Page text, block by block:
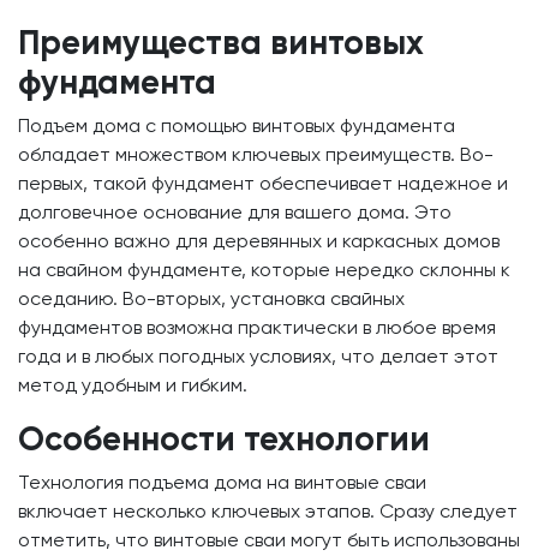
Преимущества винтовых
фундамента
Подъем дома с помощью винтовых фундамента
обладает множеством ключевых преимуществ. Во-
первых, такой фундамент обеспечивает надежное и
долговечное основание для вашего дома. Это
особенно важно для деревянных и каркасных домов
на свайном фундаменте, которые нередко склонны к
оседанию. Во-вторых, установка свайных
фундаментов возможна практически в любое время
года и в любых погодных условиях, что делает этот
метод удобным и гибким.
Особенности технологии
Технология подъема дома на винтовые сваи
включает несколько ключевых этапов. Сразу следует
отметить, что винтовые сваи могут быть использованы